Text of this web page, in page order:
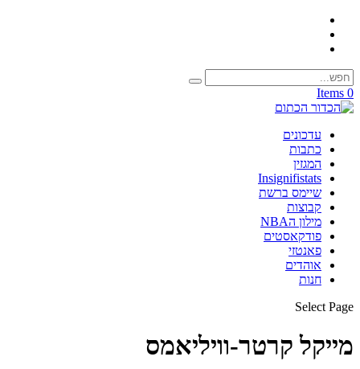
0 Items
עדכונים
כתבות
המגזין
Insignifistats
שיימס ברשת
קבוצות
מילון הNBA
פודקאסטים
פאנטזי
אוהדים
חנות
Select Page
מייקל קרטר-וויליאמס